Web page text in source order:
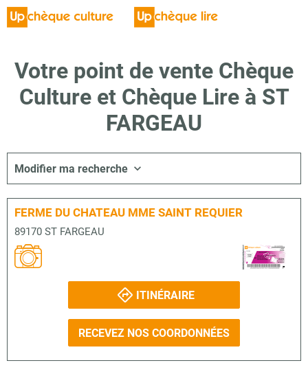
Votre point de vente Chèque
Culture et Chèque Lire à ST
FARGEAU
Modifier ma recherche
FERME DU CHATEAU MME SAINT REQUIER
89170 ST FARGEAU
ITINÉRAIRE
RECEVEZ NOS COORDONNÉES